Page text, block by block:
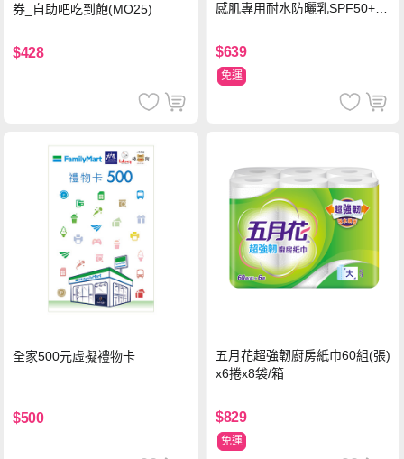
券_自助吧吃到飽(MO25)
$428
感肌專用耐水防曬乳SPF50+ 7
$639
免運
全家500元虛擬禮物卡
$500
五月花超強韌廚房紙巾60組(張)
x6捲x8袋/箱
$829
免運